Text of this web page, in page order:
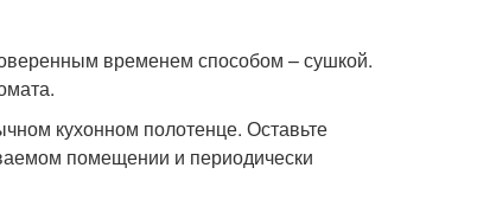
временем способом – сушкой.
кухонном полотенце. Оставьте
помещении и периодически